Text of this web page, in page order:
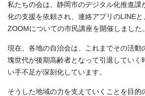
私たちの会は、静岡市のデジタル化推進課
化の支援を依頼され、連絡アプリのLINE
ZOOMについての市民講座を開催しました。
現在、各地の自治会は、これまでその活動
塊世代が後期高齢者となって引退していく
い手不足が深刻化しています。
そうした地域の力を支えていくことを目的